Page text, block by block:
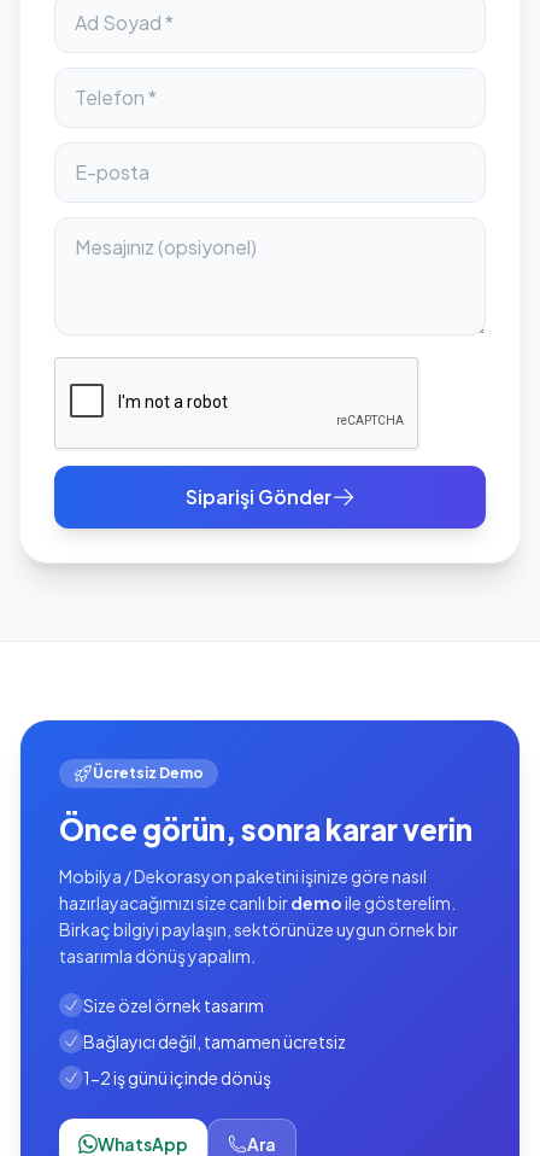
Siparişi Gönder
Ücretsiz Demo
Önce görün, sonra karar verin
Mobilya / Dekorasyon paketini işinize göre nasıl
hazırlayacağımızı size canlı birdemoile gösterelim.
Birkaç bilgiyi paylaşın, sektörünüze uygun örnek bir
tasarımla dönüş yapalım.
Size özel örnek tasarım
Bağlayıcı değil, tamamen ücretsiz
1-2 iş günü içinde dönüş
WhatsApp Ara